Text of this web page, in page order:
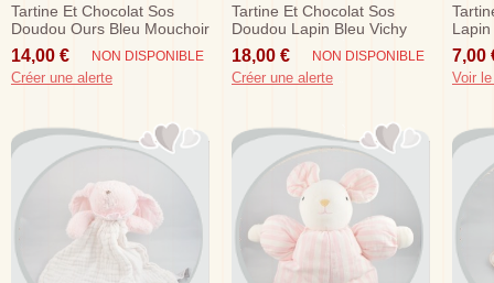
Tartine Et Chocolat Sos
Doudou Ours Bleu Mouchoir
14,00 € NON DISPONIBLE
Créer une alerte
Tartine Et Chocolat Sos
Doudou Lapin Bleu Vichy
18,00 € NON DISPONIBLE
Créer une alerte
7,00
Voir